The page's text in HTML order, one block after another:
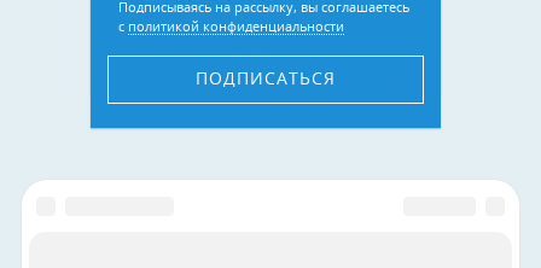
Подписываясь на рассылку, вы соглашаетесь
с политикой конфиденциальности
ПОДПИСАТЬСЯ